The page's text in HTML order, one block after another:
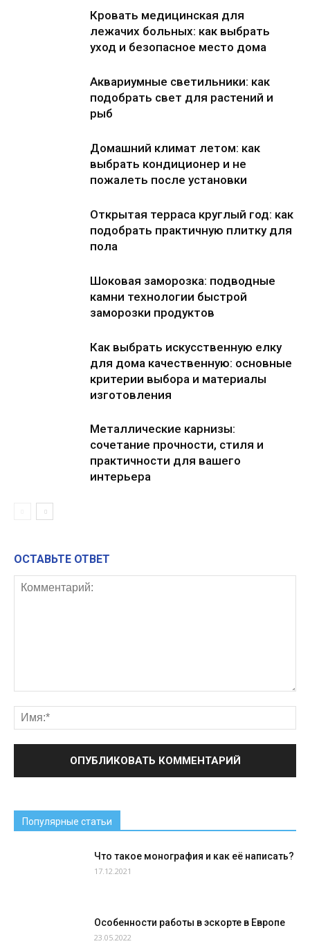
Кровать медицинская для
лежачих больных: как выбрать
уход и безопасное место дома
Аквариумные светильники: как
подобрать свет для растений и
рыб
Домашний климат летом: как
выбрать кондиционер и не
пожалеть после установки
Открытая терраса круглый год: как
подобрать практичную плитку для
пола
Шоковая заморозка: подводные
камни технологии быстрой
заморозки продуктов
Как выбрать искусственную елку
для дома качественную: основные
критерии выбора и материалы
изготовления
Металлические карнизы:
сочетание прочности, стиля и
практичности для вашего
интерьера
ОСТАВЬТЕ ОТВЕТ
Популярные статьи
Что такое монография и как её написать?
17.12.2021
Особенности работы в эскорте в Европе
23.05.2022